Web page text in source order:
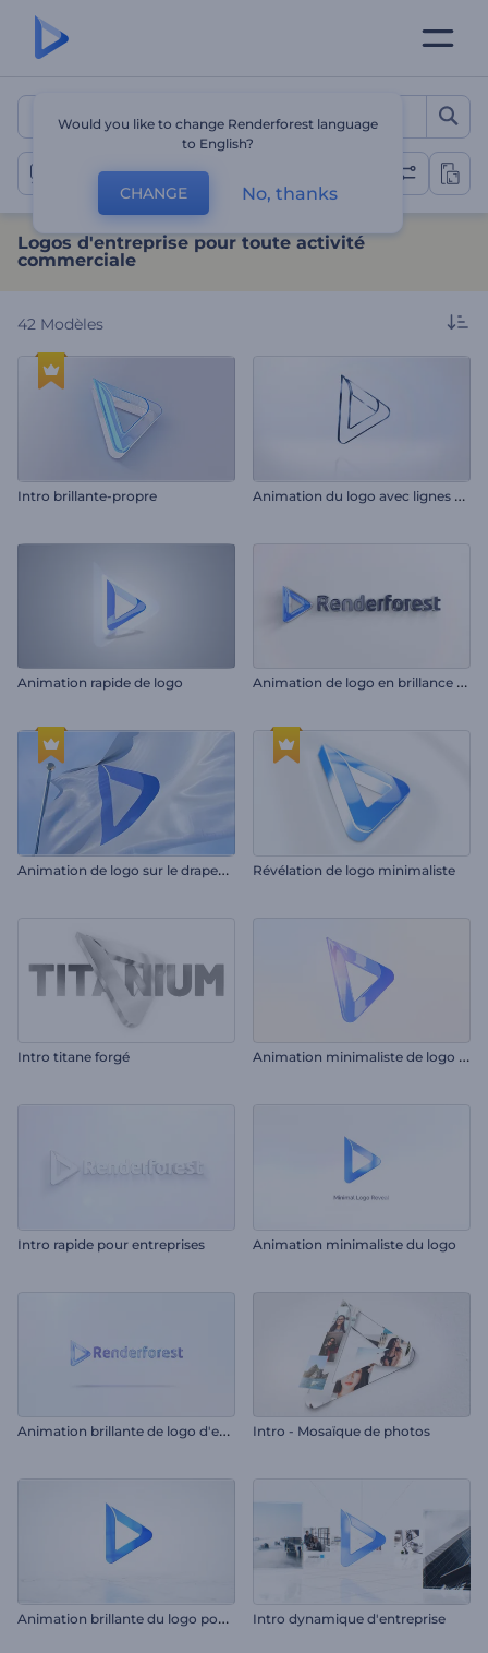
Logos d'entreprise pour
Animations de logos d'entreprise
Logos d'entreprise pour toute activité
commerciale
42 Modèles
Intro brillante-propre A
nimation du logo avec lignes claires
Animation rapide de logo A
nimation de logo en brillance élégante
A
nimation de logo sur le drapeau réaliste Révélation de logo minimaliste
Intro titane forgé A
nimation minimaliste de logo d'entreprise
Intro rapide pour entreprises Animation minimaliste du logo
A
nimation brillante de logo d'entreprise Intro - Mosaïque de photos
A
nimation brillante du logo pour entreprises Intro dynamique d'entreprise
Would you like to change Renderforest language
to English?
CHANGE No, thanks